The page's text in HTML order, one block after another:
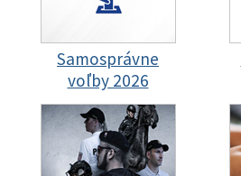
Samosprávne
voľby 2026